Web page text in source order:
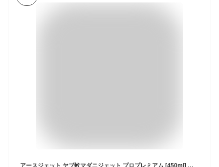
アースジェット ヤブ蚊マダニジェット プロプレミアム [450ml] 屋外用 殺虫スプレー 発生予防 ボウフラ (アース製薬)